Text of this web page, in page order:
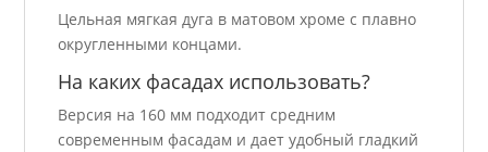
Цельная мягкая дуга в матовом хроме с плавно
округленными концами.
На каких фасадах использовать?
Версия на 160 мм подходит средним
современным фасадам и дает удобный гладкий